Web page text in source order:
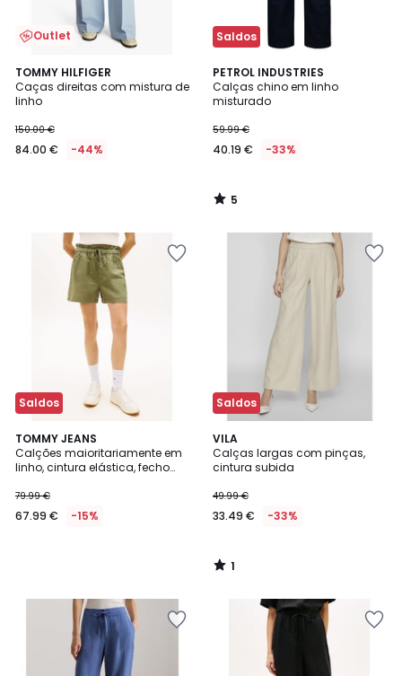
Outlet
TOMMY HILFIGER
Caças direitas com mistura de
linho
150.00 €
84.00 € -44%
Saldos
PETROL INDUSTRIES
Calças chino em linho
misturado
59.99 €
40.19 € -33%
5
/
5
5
/
Saldos
TOMMY JEANS
Calções maioritariamente em
linho, cintura elástica, fecho
79.99 €
67.99 € -15%
Saldos
VILA
Calças largas com pinças,
cintura subida
49.99 €
33.49 € -33%
1
/
5
1
/